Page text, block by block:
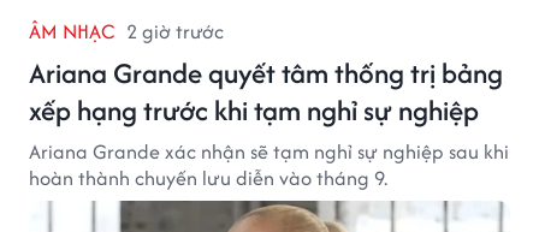
ÂM NHẠC 2 giờ trước
Ariana Grande quyết tâm thống trị bảng
xếp hạng trước khi tạm nghỉ sự nghiệp
Ariana Grande xác nhận sẽ tạm nghỉ sự nghiệp sau khi
hoàn thành chuyến lưu diễn vào tháng 9.